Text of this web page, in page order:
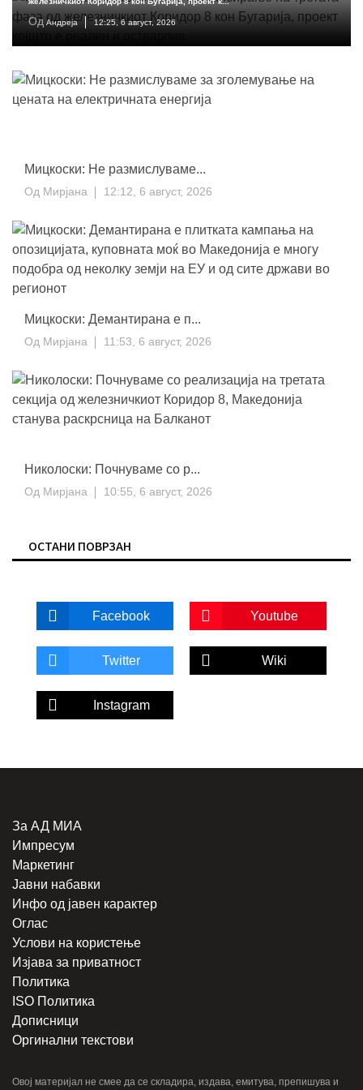
Од Андреја 12:25, 6 август, 2026
Мицкоски: Не размислуваме...
Од Мирјана 12:12, 6 август, 2026
Мицкоски: Демантирана е п...
Од Мирјана 11:53, 6 август, 2026
Николоски: Почнуваме со р...
Од Мирјана 10:55, 6 август, 2026
ОСТАНИ ПОВРЗАН
Facebook Youtube
Twitter Wiki
Instagram
За АД МИА
Импресум
Маркетинг
Јавни набавки
Инфо од јавен карактер
Оглас
Услови на користење
Изјава за приватност
Политика
ISO Политика
Дописници
Оргинални текстови
Овој материјал не смее да се складира, издава, емитува, препишува и